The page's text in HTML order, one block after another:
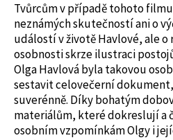
Tvůrcům v případě tohoto
neznámých skutečností ani o
událostí v životě Havlové, ale
osobnosti skrze ilustraci
Olga Havlová byla takovou
sestavit celovečerní
suverénně. Díky bohatým
materiálům, které dokreslují a
osobním vzpomínkám Olgy i